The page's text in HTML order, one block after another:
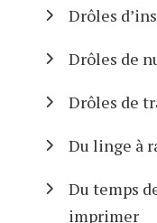
Drôles
Drôles de
Drôles de
Du linge à
Du temps
imprimer